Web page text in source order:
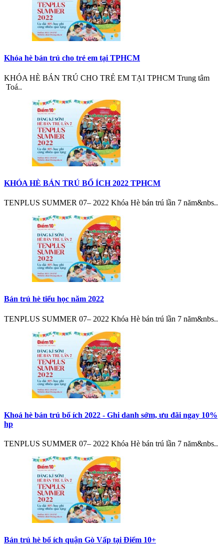
Khóa hè bán trú cho trẻ em tại TPHCM
KHÓA HÈ BÁN TRÚ CHO TRẺ EM TẠI TPHCM Trung tâm
Toá..
KHÓA HÈ BÁN TRÚ BỔ ÍCH 2022 TPHCM
TENPLUS SUMMER 07– 2022 Khóa Hè bán trú lần 7 năm&nbs..
Bán trú hè tiểu học năm 2022
TENPLUS SUMMER 07– 2022 Khóa Hè bán trú lần 7 năm&nbs..
Khoá hè bán trú bổ ích 2022 - Ghi danh sớm, ưu đãi ngay 10%
hp
TENPLUS SUMMER 07– 2022 Khóa Hè bán trú lần 7 năm&nbs..
Bán trú hè bổ ích quận Gò Vấp tại Điểm 10+